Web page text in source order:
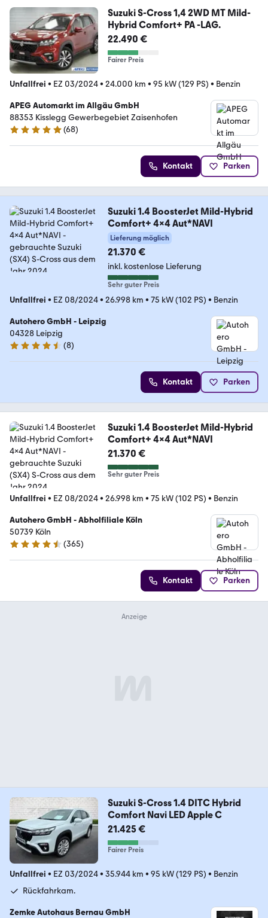
Suzuki S-Cross 1,4 2WD MT Mild-
Hybrid Comfort+ PA -LAG.
22.490 €
Fairer Preis
Unfallfrei • EZ 03/2024• 24.000 km • 95 kW (129 PS) • Benzin
APEG Automarkt im Allgäu GmbH
88353 Kisslegg Gewerbegebiet Zaisenhofen
4.8 Sterne
(68)
Kontakt Parken
Suzuki 1.4 BoosterJet Mild-Hybrid
Comfort+ 4x4 Aut*NAVI
Lieferung möglich
21.370 €
inkl. kostenlose Lieferung
Sehr guter Preis
Unfallfrei • EZ 08/2024• 26.998 km • 75 kW (102 PS) • Benzin
Autohero GmbH - Leipzig
04328 Leipzig
4.3 Sterne
(8)
Kontakt Parken
Suzuki 1.4 BoosterJet Mild-Hybrid
Comfort+ 4x4 Aut*NAVI
21.370 €
Sehr guter Preis
Unfallfrei • EZ 08/2024• 26.998 km • 75 kW (102 PS) • Benzin
Autohero GmbH - Abholfiliale Köln
50739 Köln
4.6 Sterne
(365)
Kontakt Parken
Suzuki S-Cross 1.4 DITC Hybrid
Comfort Navi LED Apple C
21.425 €
Fairer Preis
Unfallfrei • EZ 03/2024• 35.944 km • 95 kW (129 PS) • Benzin
Rückfahrkam.
Zemke Autohaus Bernau GmbH